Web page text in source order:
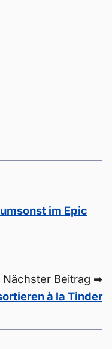
im Epic
Nächster Beitrag ➡
à la Tinder